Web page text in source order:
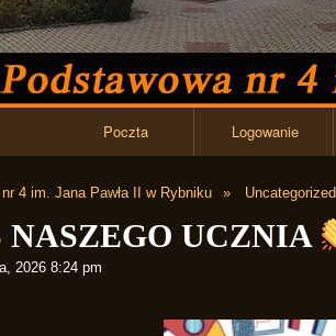
Poczta Logowanie
4 im. Jana Pawła II w Rybniku Uncategorized
NASZEGO UCZNIA
2026 8:24 pm